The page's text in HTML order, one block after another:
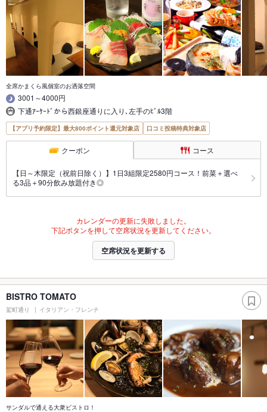
全席かまくら風個室のお洒落空間
3001～4000円
下通ｱｰｹｰﾄﾞから西銀座通りに入り､左手のﾋﾞﾙ3階
【アプリ予約限定】最大800ポイント還元対象店 口コミ投稿特典対象店
クーポン コース
【日～木限定（祝前日除く）】1日3組限定2580円コース！前菜＋選べ
る3品＋90分飲み放題付き◎
カレンダーの更新に失敗しました。
下記ボタンを押して空席状況を更新してください。
空席状況を更新する
BISTRO TOMATO
駕町通り イタリアン・フレンチ
サンダルで通える大衆ビストロ！